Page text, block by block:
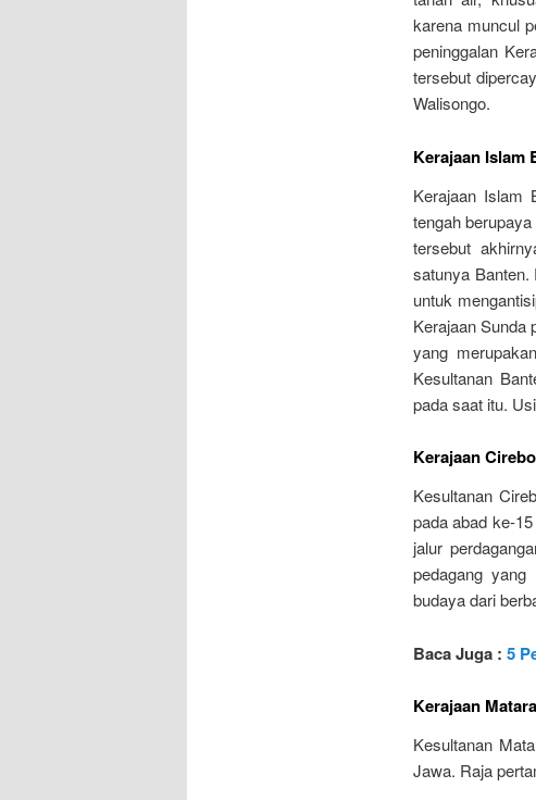
karena muncul
peninggalan
tersebut
Walisongo.
Kerajaan Islam
Kerajaan Islam
tengah
tersebut
satunya Banten.
untuk
Kerajaan Sunda
yang
Kesultanan
pada saat itu.
Kerajaan
Kesultanan
pada abad ke-
jalur
pedagang
budaya dari
Baca Juga : 5
Kerajaan
Kesultanan
Jawa. Raja